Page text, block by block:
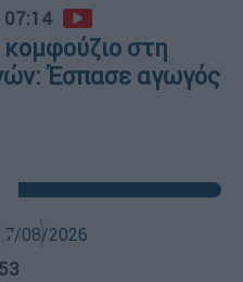
07:14
στη
Έσπασε αγωγός